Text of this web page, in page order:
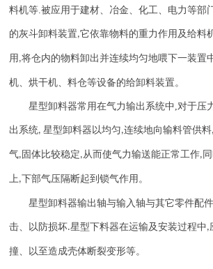
料机等.被应用于建材、冶金、化工、电力等部
的灰斗卸料装置,它依靠物料的重力作用及给料
用 ,将仓内的物料卸出并连续均匀地喂下一装置
机、烘干机、料仓等设备的给卸料装置。
星型卸料器常用在气力输出系统中 ,对于压
出系统,星型卸料器以均匀,连续地向输料管供料,
气, 固体比较稳定,从而使气力输送能正常工作,
上,下部气压隔断起到锁气作用。
星型卸料器输出轴与输入轴与其它零件配
击、以防损坏.星型下料器在运输及安装过程中 ,
撞、以至造成壳体断裂变形等。